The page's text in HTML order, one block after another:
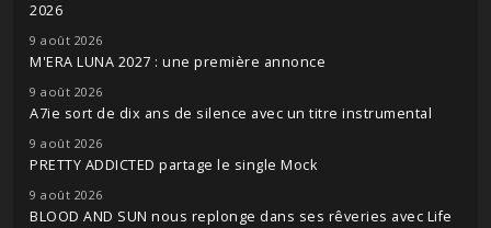
2026
9 août 2026
M'ERA LUNA 2027 : une première annonce
9 août 2026
A7ie sort de dix ans de silence avec un titre instrumental
9 août 2026
PRETTY ADDICTED partage le single Mock
9 août 2026
BLOOD AND SUN nous replonge dans ses rêveries avec Life